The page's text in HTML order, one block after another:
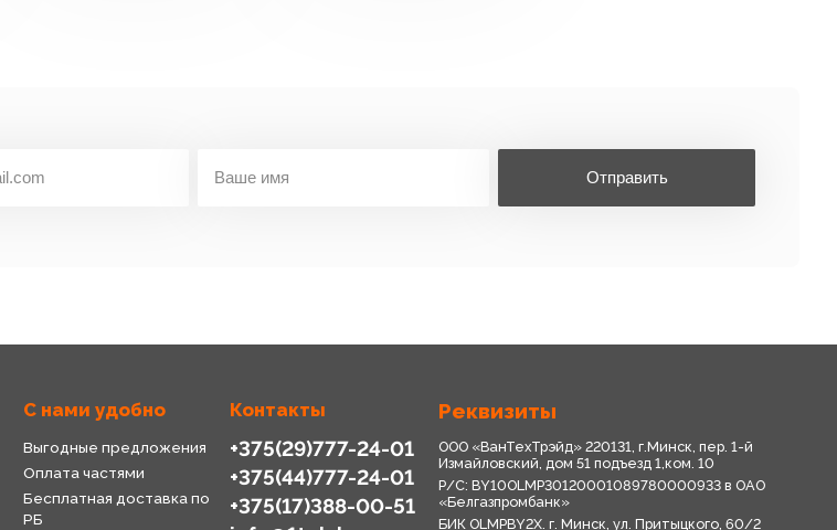
Отправить
С нами удобно
Выгодные предложения
Оплата частями
Бесплатная доставка по
РБ
Контакты
+375(29)777-24-01
+375(44)777-24-01
+375(17)388-00-51
Реквизиты
ООО «ВанТехТрэйд» 220131, г.Минск, пер. 1-й
Измайловский, дом 51 подъезд 1,ком. 10
Р/С: BY10OLMP30120001089780000933 в OАО
«Белгазпромбанк»
БИК OLMPBY2X. г. Минск, ул. Притыцкого, 60/2